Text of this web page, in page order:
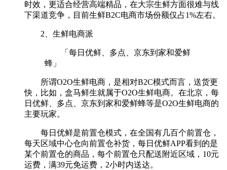
时效，更适合经营高端精品，在大宗生鲜方面很难与线
下渠道竞争，目前生鲜B2C电商市场份额仅占1%左右。
2、生鲜电商派
「每日优鲜、多点、京东到家和爱鲜
蜂」
所谓O2O生鲜电商，是相对B2C模式而言，送货更
快，比如，盒马鲜生就属于O2O生鲜电商。在北京，每
日优鲜、多点、京东到家和爱鲜蜂等是O2O生鲜电商的
主要玩家。
每日优鲜是前置仓模式，在全国有几百个前置仓，
每天区域中心仓向前置仓补货，每日优鲜APP看到的是
某个前置仓的商品，每个前置仓只配送附近区域，10元
运费，满39元免运费，2小时内送达。